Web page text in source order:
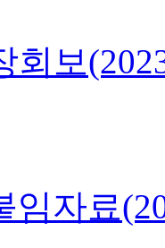
회보
임자료